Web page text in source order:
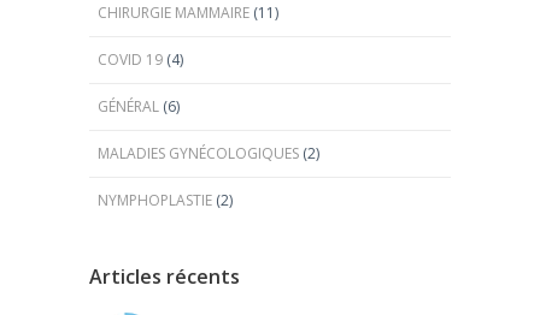
CHIRURGIE MAMMAIRE (11)
COVID 19 (4)
GÉNÉRAL (6)
MALADIES GYNÉCOLOGIQUES (2)
NYMPHOPLASTIE (2)
articles récents